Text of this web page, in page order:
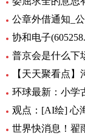
公章外借通知_
观点：[AI绘] 心
世界快消息！翟